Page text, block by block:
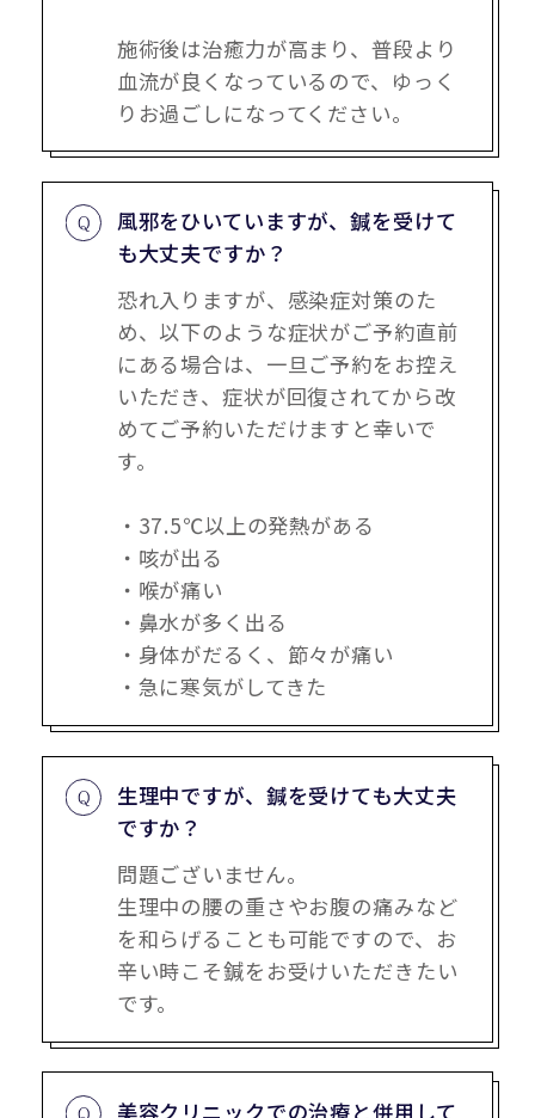
施術後は治癒力が高まり、普段より
血流が良くなっているので、ゆっく
りお過ごしになってください。
風邪をひいていますが、鍼を受けて
も大丈夫ですか？
恐れ入りますが、感染症対策のた
め、以下のような症状がご予約直前
にある場合は、一旦ご予約をお控え
いただき、症状が回復されてから改
めてご予約いただけますと幸いで
す。
・37.5℃以上の発熱がある
・咳が出る
・喉が痛い
・鼻水が多く出る
・身体がだるく、節々が痛い
・急に寒気がしてきた
生理中ですが、鍼を受けても大丈夫
ですか？
問題ございません。
生理中の腰の重さやお腹の痛みなど
を和らげることも可能ですので、お
辛い時こそ鍼をお受けいただきたい
です。
美容クリニックでの治療と併用して